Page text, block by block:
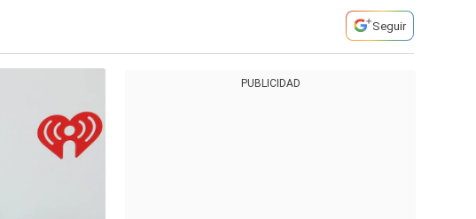
Seguir
PUBLICIDAD